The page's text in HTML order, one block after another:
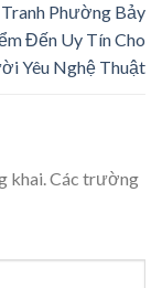
Phường Bảy
Đến Uy Tín Cho
Yêu Nghệ Thuật
khai. Các trường